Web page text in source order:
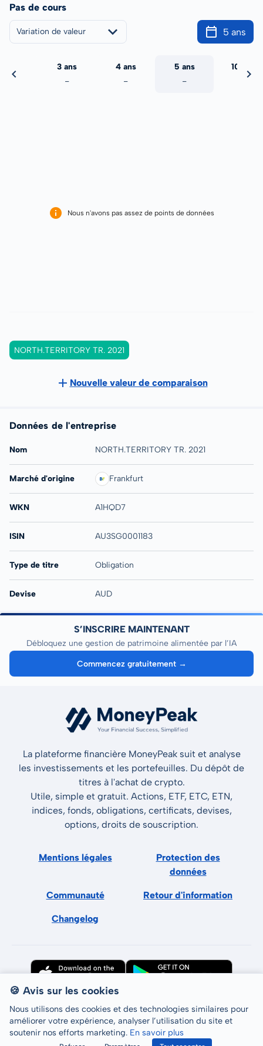
Pas de cours
Variation de valeur 5 ans
3 ans
-
4 ans
-
5 ans
-
10 ans
Nous n'avons pas assez de points de données
NORTH.TERRITORY TR. 2021
Nouvelle valeur de comparaison
Données de l'entreprise
Nom NORTH.TERRITORY TR. 2021
Marché d'origine Frankfurt
WKN A1HQD7
ISIN AU3SG0001183
Type de titre Obligation
Devise AUD
S’INSCRIRE MAINTENANT
Débloquez une gestion de patrimoine alimentée par l’IA
Commencez gratuitement →
La plateforme financière MoneyPeak suit et analyse
les investissements et les portefeuilles. Du dépôt de
titres à l'achat de crypto.
Utile, simple et gratuit. Actions, ETF, ETC, ETN,
indices, fonds, obligations, certificats, devises,
options, droits de souscription.
Mentions légales
Protection des
données
Communauté Retour d'information
Changelog
Tous droits réservés © LCP GmbH 2026
🍪 Avis sur les cookies
Nous utilisons des cookies et des technologies similaires pour
améliorer votre expérience, analyser l’utilisation du site et
soutenir nos efforts marketing. En savoir plus